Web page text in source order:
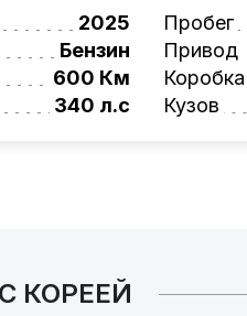
лизинговая
узнать по номеру:
работу
2025
Бензин
600 Км
340 л.с
Пробег
Привод
Коробка
Кузов
КОРЕЕЙ